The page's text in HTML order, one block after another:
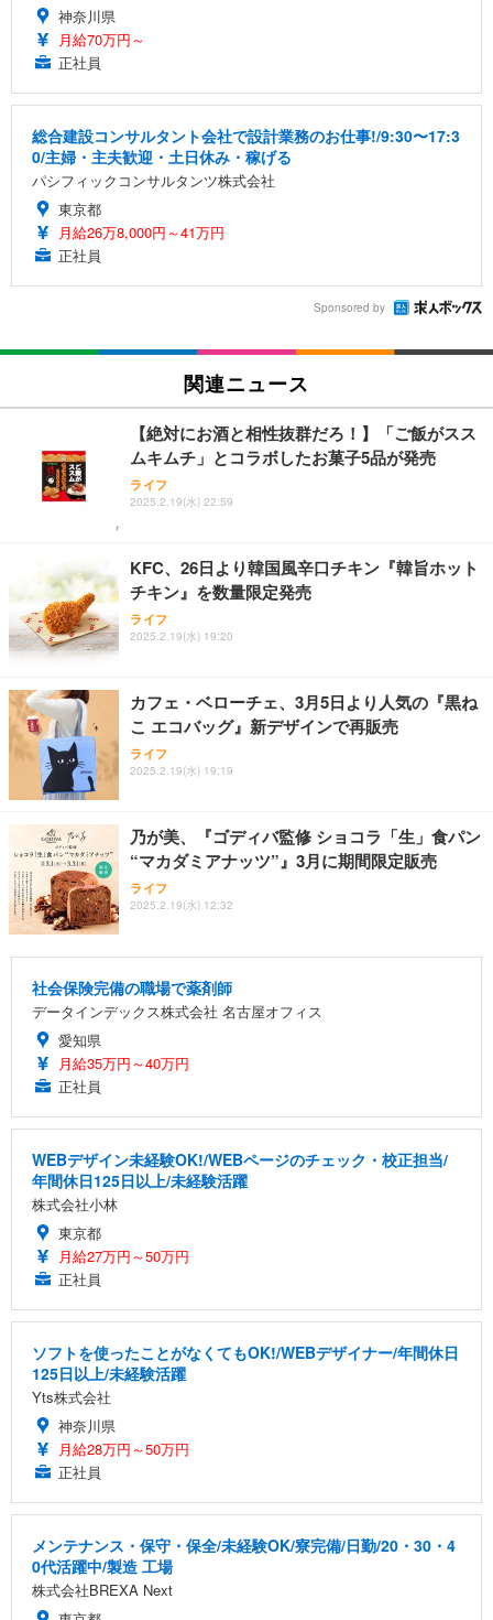
神奈川県
月給70万円～
正社員
総合建設コンサルタント会社で設計業務のお仕事!/9:30〜17:3
0/主婦・主夫歓迎・土日休み・稼げる
パシフィックコンサルタンツ株式会社
東京都
月給26万8,000円～41万円
正社員
Sponsored by
関連ニュース
【絶対にお酒と相性抜群だろ！】「ご飯がスス
ムキムチ」とコラボしたお菓子5品が発売
ライフ
2025.2.19(水) 22:59
KFC、26日より韓国風辛口チキン『韓旨ホット
チキン』を数量限定発売
ライフ
2025.2.19(水) 19:20
カフェ・ベローチェ、3月5日より人気の『黒ね
こ エコバッグ』新デザインで再販売
ライフ
2025.2.19(水) 19:19
乃が美、『ゴディバ監修 ショコラ「生」食パン
“マカダミアナッツ”』3月に期間限定販売
ライフ
2025.2.19(水) 12:32
社会保険完備の職場で薬剤師
データインデックス株式会社 名古屋オフィス
愛知県
月給35万円～40万円
正社員
WEBデザイン未経験OK!/WEBページのチェック・校正担当/
年間休日125日以上/未経験活躍
株式会社小林
東京都
月給27万円～50万円
正社員
ソフトを使ったことがなくてもOK!/WEBデザイナー/年間休日
125日以上/未経験活躍
Yts株式会社
神奈川県
月給28万円～50万円
正社員
メンテナンス・保守・保全/未経験OK/寮完備/日勤/20・30・4
0代活躍中/製造 工場
株式会社BREXA Next